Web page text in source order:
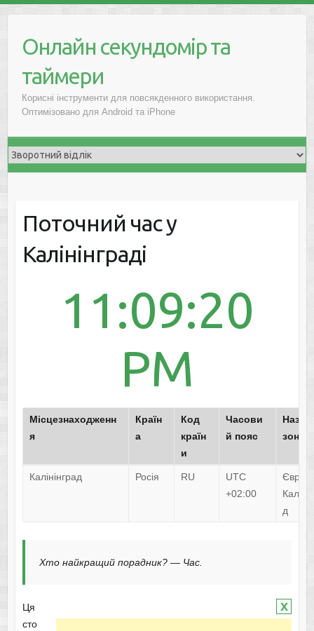
Онлайн секундомір та
таймери
Корисні інструменти для повсякденного використання.
Оптимізовано для Android та iPhone
Поточний час у
Калінінграді
11:09:20
PM
Місцезнаходженн
я
Країн
а
Код
країн
и
Часови
й пояс
Назва
зони
Калінінград Росія RU
UTC
+02:00
д
Хто найкращий порадник? — Час.
x
Ця
сто